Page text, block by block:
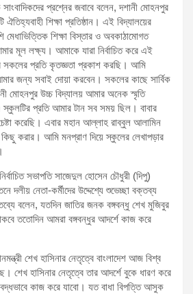
সাংবাদিকদের প্রশ্নের জবাবে বলেন, দশানী মোহনপুর
শিক্ষা প্রতিষ্ঠান। এই বিদ্যালয়ের
মেধাভিত্তিক শিক্ষা বিস্তার ও অবকাঠামোগত
মূল লক্ষ্য। আমাকে যারা নির্বাচিত করে এই
সকলের প্রতি কৃতজ্ঞতা প্রকাশ করছি। আমি
জন্য সবাই দোয়া করবেন। সকলের কাছে সার্বিক
মোহনপুর উচ্চ বিদ্যালয় আমার অনেক স্মৃতি
প্রতি আমার টান সব সময় ছিল। বাবার
করেছি। এবার মহান আল্লাহ রাব্বুল আলামিন
করার। আমি মনপ্রাণ দিয়ে স্কুলের লেখাপড়ার
সভাপতি সাজেদুল হোসেন চৌধুরী (দিপু)
দলীয় নেতা-কর্মীদের উদ্দেশ্যে শুভেচ্ছা বক্তব্য
বলেন, যতদিন জাতির জনক বঙ্গবন্ধু শেখ মুজিবুর
ততোদিন আমরা বঙ্গবন্ধুর আদর্শে কাজ করে
শেখ হাসিনার নেতৃত্বে বাংলাদেশ আজ বিশ্ব
শেখ হাসিনার নেতৃত্বে তার আদর্শে বুকে ধারণ করে
কাজ করে যাবো। যত বাধা বিপত্তি আসুক